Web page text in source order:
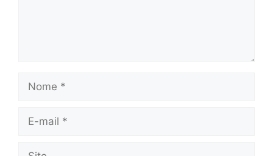
Nome
Site